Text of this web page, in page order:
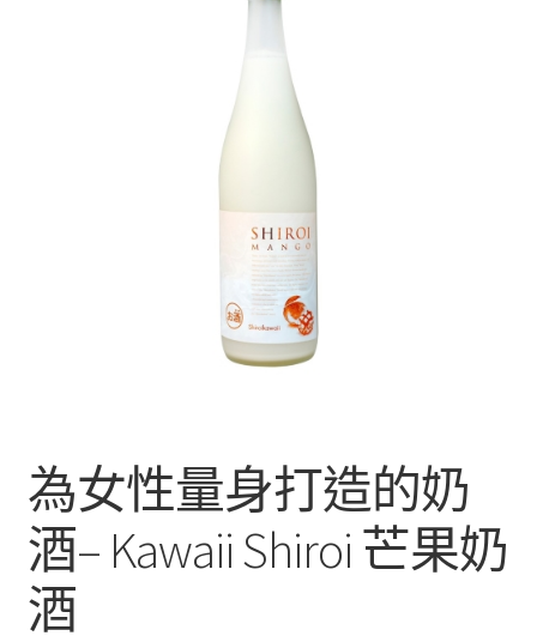
為女性量身打造的奶
酒– Kawaii Shiroi 芒果奶
酒